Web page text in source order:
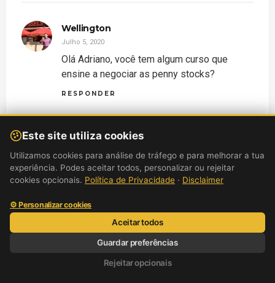
Este site utiliza cookies
Utilizamos cookies para análise de tráfego e para melhorar a tua
experiência. Podes aceitar todos, personalizar ou rejeitar
cookies opcionais. Política de Privacidade · Disclaimer
⚙ Personalizar cookies
Aceitar todos
Guardar preferências
Rejeitar opcionais
Wellington
Julho 5, 2020
Olá Adriano, você tem algum curso que
ensine a negociar as penny stocks?
RESPONDER
Adriano Lopes
Julho 7, 2020
Olá Wellington,
stocks.
Cumprimentos,
Adriano Lopes
RESPONDER